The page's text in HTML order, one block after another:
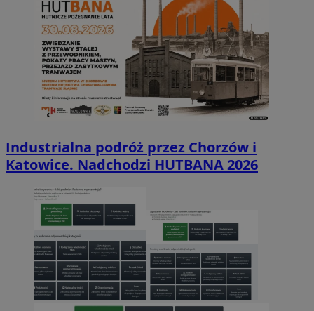
Industrialna podróż przez Chorzów i
Katowice. Nadchodzi HUTBANA 2026